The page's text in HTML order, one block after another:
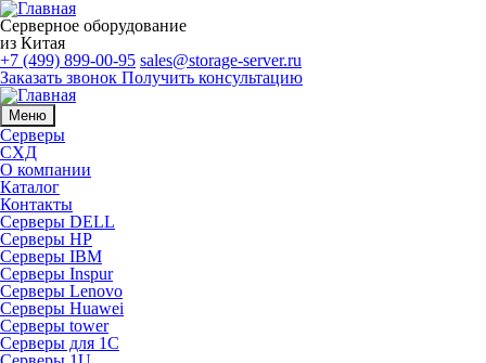
Серверное оборудование
из Китая
+7 (499) 899-00-95 sales@storage-server.ru
Заказать звонок Получить консультацию
Меню
Серверы
СХД
О компании
Каталог
Контакты
Серверы DELL
Серверы HP
Серверы IBM
Серверы Inspur
Серверы Lenovo
Серверы Huawei
Серверы tower
Серверы для 1C